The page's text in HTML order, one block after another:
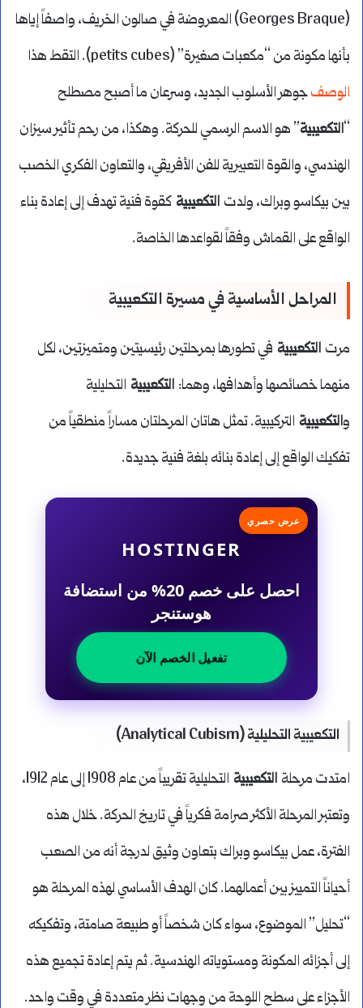
(Georges Braque) المعروضة في صالون الخريف، واصفاً إياها
بأنها مكونة من “مكعبات صغيرة” (petits cubes). التقط هذا
الوصفجوهر الأسلوب الجديد، وسرعان ما أصبح مصطلح
“التكعيبية” هو الاسم الرسمي للحركة. وهكذا، من رحم تأثير سيزان
الهندسي، والقوة التعبيرية للفن الأفريقي، والتعاون الفكري الخصب
بين بيكاسو وبراك، ولدت التكعيبية كقوة فنية تهدف إلى إعادة بناء
الواقع على القماش وفقاً لقواعدها الخاصة.
المراحل الأساسية في مسيرة التكعيبية
مرت التكعيبية في تطورها بمرحلتين رئيسيتين ومتميزتين، لكل
منهما خصائصها وأهدافها، وهما: التكعيبية التحليلية
والتكعيبية التركيبية. تمثل هاتان المرحلتان مساراً منطقياً من
تفكيك الواقع إلى إعادة بنائه بلغة فنية جديدة.
عرض حصري
HOSTINGER
احصل على خصم 20% من استضافة
هوستنجر
تفعيل الخصم الآن
التكعيبية التحليلية (Analytical Cubism)
امتدت مرحلة التكعيبية
التحليلية تقريباً من عام 1908 إلى عام 1912،
وتعتبر المرحلة الأكثر صرامة فكرياً في تاريخ الحركة. خلال هذه
الفترة، عمل بيكاسو وبراك بتعاون وثيق لدرجة أنه من الصعب
أحياناً التمييز بين أعمالهما. كان الهدف الأساسي لهذه المرحلة هو
“تحليل” الموضوع، سواء كان شخصاً أو طبيعة صامتة، وتفكيكه
إلى أجزائه المكونة ومستوياته الهندسية. ثم يتم إعادة تجميع هذه
الأجزاء على سطح اللوحة من وجهات نظر متعددة في وقت واحد.